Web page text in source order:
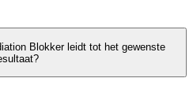
Blokker leidt tot het gewenste